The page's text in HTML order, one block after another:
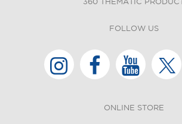
360 THEMATIC PRODUCT
FOLLOW US
ONLINE STORE